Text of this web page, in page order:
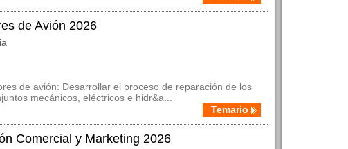
de Avión 2026
de avión: Desarrollar el proceso de reparación de los
mecánicos, eléctricos e hidr&a...
Temario
Comercial y Marketing 2026